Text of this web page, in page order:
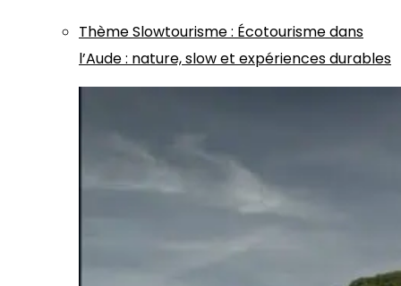
ThèmeSlowtourisme: Écotourisme dans
l’Aude : nature, slow et expériences durables